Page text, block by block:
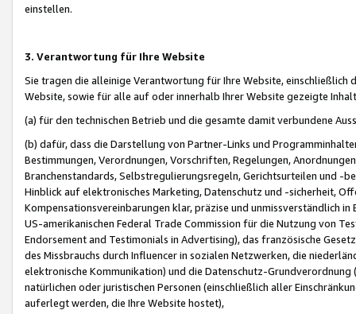
einstellen.
3. Verantwortung für Ihre Website
Sie tragen die alleinige Verantwortung für Ihre Website,
Website, sowie für alle auf oder innerhalb Ihrer Website gezeigte
(a) für den technischen Betrieb und die gesamte damit verbundene
(b) dafür, dass die Darstellung von Partner-Links und
Bestimmungen, Verordnungen, Vorschriften, Regelungen,
Branchenstandards, Selbstregulierungsregeln, Gerichtsurteilen und -
Hinblick auf elektronisches Marketing, Datenschutz und -sicherheit,
Kompensationsvereinbarungen klar, präzise und unmissverständlich
US-amerikanischen Federal Trade Commission für die Nutzung von
Endorsement and Testimonials in Advertising), das französische
des Missbrauchs durch Influencer in sozialen Netzwerken, die
elektronische Kommunikation) und die Datenschutz-
natürlichen oder juristischen Personen (einschließlich aller
auferlegt werden, die Ihre Website hostet),